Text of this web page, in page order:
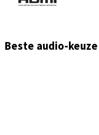
Beste audio-keuze